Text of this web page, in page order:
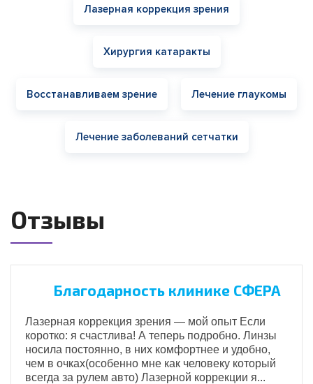
Лазерная коррекция зрения
Хирургия катаракты
Восстанавливаем зрение Лечение глаукомы
Лечение заболеваний сетчатки
Отзывы
Благодарность клинике СФЕРА
Лазерная коррекция зрения — мой опыт Если
коротко: я счастлива! А теперь подробно. Линзы
носила постоянно, в них комфортнее и удобно,
чем в очках(особенно мне как человеку который
всегда за рулем авто) Лазерной коррекции я...